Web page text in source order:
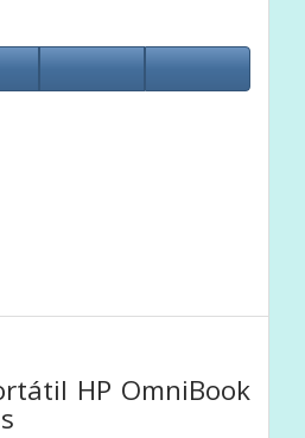
HP OmniBook